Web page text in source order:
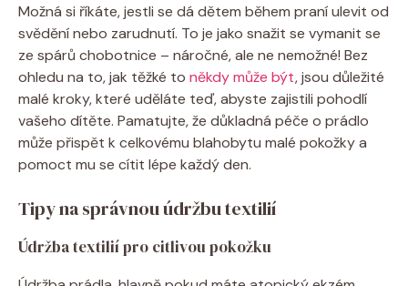
Možná si říkáte, jestli‍ se dá dětem⁢ během praní ulevit ⁣od
svědění ⁢nebo​ zarudnutí. ⁤To je jako⁤ snažit‌ se ‍vymanit ‍se
ze spárů chobotnice – náročné, ale ne nemožné! Bez
ohledu na to, jak ⁤těžké to někdy může být, jsou důležité
malé kroky, které uděláte teď,⁢ abyste zajistili​ pohodlí‌
vašeho dítěte.⁢ Pamatujte,‌ že důkladná péče o‌ prádlo
může přispět k celkovému blahobytu malé pokožky ⁣a
pomoct⁢ mu ⁤se cítit ⁣lépe každý den.
Tipy na správnou ​údržbu ‌textilií
Údržba textilií pro citlivou pokožku